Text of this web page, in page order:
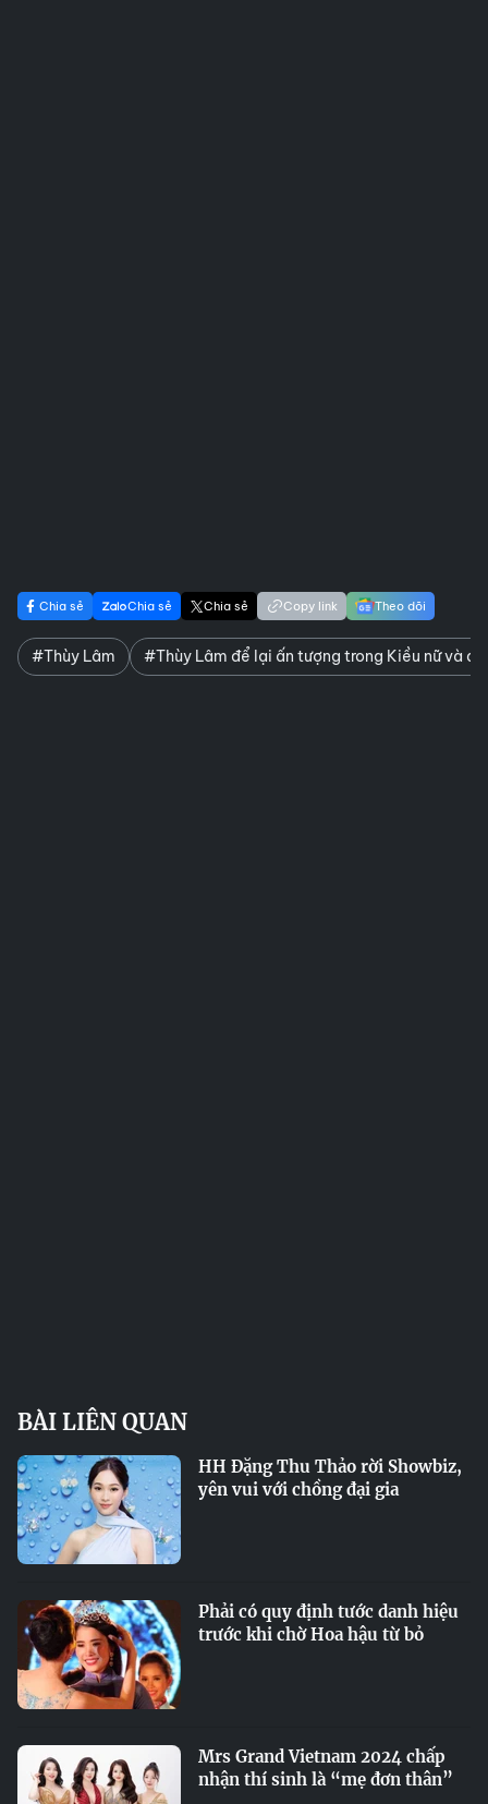
Chia sẻ Chia sẻ Chia sẻ Copy link Theo dõi
#Thùy Lâm #Thùy Lâm để lại ấn tượng trong Kiều nữ và
BÀI LIÊN QUAN
HH Đặng Thu Thảo rời Showbiz,
yên vui với chồng đại gia
Phải có quy định tước danh hiệu
trước khi chờ Hoa hậu từ bỏ
Mrs Grand Vietnam 2024 chấp
nhận thí sinh là “mẹ đơn thân”